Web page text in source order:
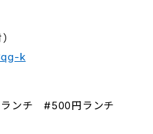
k
ンチ #500円ランチ